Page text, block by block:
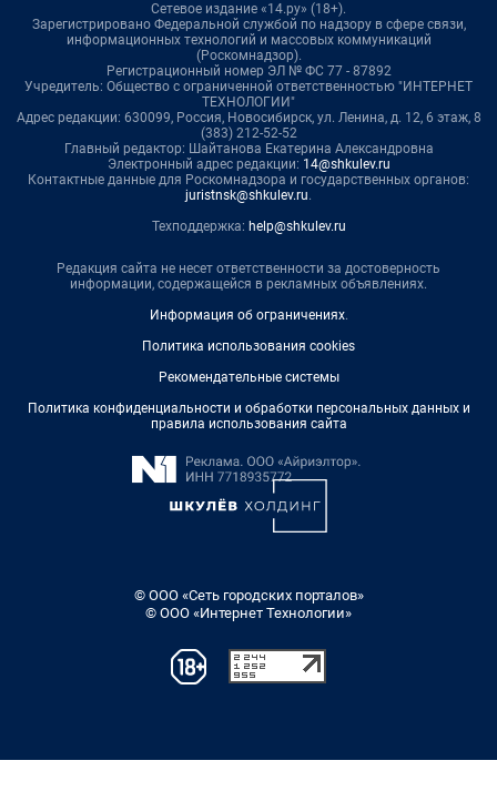
Сетевое издание «14.ру» (18+).
Зарегистрировано Федеральной службой по надзору в сфере связи,
информационных технологий и массовых коммуникаций
(Роскомнадзор).
Регистрационный номер ЭЛ № ФС 77 - 87892
Учредитель: Общество с ограниченной ответственностью "ИНТЕРНЕТ
ТЕХНОЛОГИИ"
Адрес редакции: 630099, Россия, Новосибирск, ул. Ленина, д. 12, 6 этаж, 8
(383) 212-52-52
Главный редактор: Шайтанова Екатерина Александровна
Электронный адрес редакции: 14@shkulev.ru
Контактные данные для Роскомнадзора и государственных органов:
juristnsk@shkulev.ru.
Техподдержка: help@shkulev.ru
Редакция сайта не несет ответственности за достоверность
информации, содержащейся в рекламных объявлениях.
Информация об ограничениях.
Политика использования cookies
Рекомендательные системы
Политика конфиденциальности и обработки персональных данных и
правила использования сайта
© ООО «Сеть городских порталов»
© ООО «Интернет Технологии»